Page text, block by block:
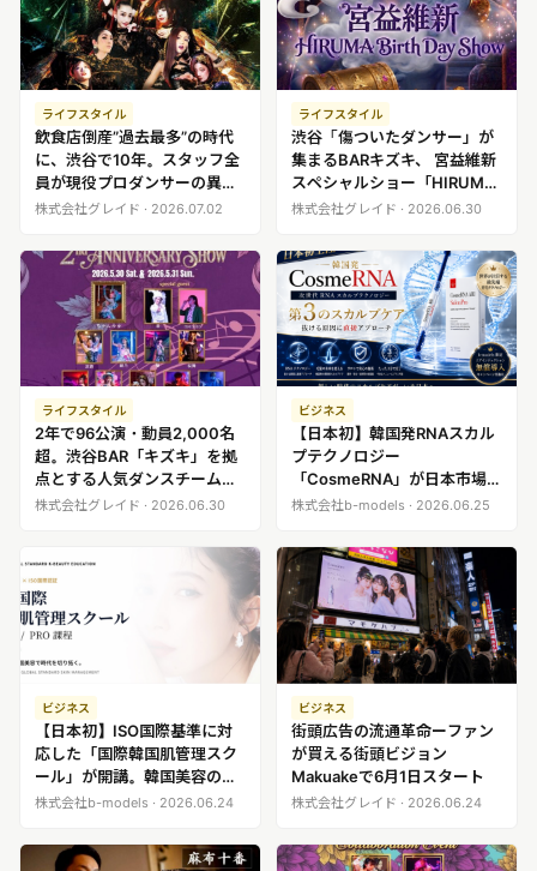
ライフスタイル
飲食店倒産”過去最多”の時代
に、渋谷で10年。スタッフ全
員が現役プロダンサーの異色
バー「キズキ」が10周年記念
間にわたり上演
株式会社グレイド · 2026.07.02
ライフスタイル
渋谷「傷ついたダンサー」が
集まるBARキズキ、 宮益維新
スペシャルショー「HIRUMA
BIRTHDAY SHOW」を開催
株式会社グレイド · 2026.06.30
ライフスタイル
2年で96公演・動員2,000名
超。渋谷BAR「キズキ」を拠
点とする人気ダンスチーム
『CHARM』が2周年記念公演
株式会社グレイド · 2026.06.30
ビジネス
【日本初】韓国発RNAスカル
プテクノロジー
「CosmeRNA」が日本市場
へ。株式会社b-modelsがサ
ンジェクション無償導入キャ
ンペーンも実施。
株式会社b-models · 2026.06.25
ビジネス
【日本初】ISO国際基準に対
応した「国際韓国肌管理スク
ール」が開講。韓国美容の技
術と知識を世界基準で学べる
株式会社b-models · 2026.06.24
ビジネス
街頭広告の流通革命ーファン
が買える街頭ビジョン
Makuakeで6月1日スタート
株式会社グレイド · 2026.06.24